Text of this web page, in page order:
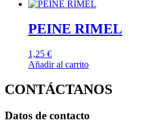
PEINE RIMEL
1,25 €
Añadir al carrito
CONTÁCTANOS
Datos de contacto